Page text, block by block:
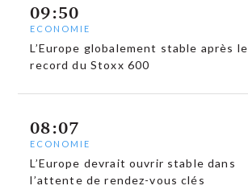
09:50
ECONOMIE
L’Europe globalement stable après le
record du Stoxx 600
08:07
ECONOMIE
L’Europe devrait ouvrir stable dans
l’attente de rendez-vous clés